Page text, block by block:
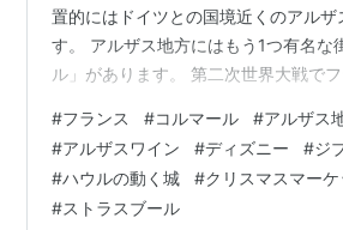
置的にはドイツとの国境近くのアルザ
す。 アルザス地方にはもう1つ有名な
ル」があります。 第二次世界大戦で
気が残っている街並みが見られるので
徴でもある木骨組みの建築様式が家々
愛らしく演出されていて、女性にも人
す。 ↑ 木骨組みの建築様式も素敵で
#フランス #コルマール #アルザス
#アルザスワイン #ディズニー #ジ
#ハウルの動く城 #クリスマスマーケ
#ストラスブール